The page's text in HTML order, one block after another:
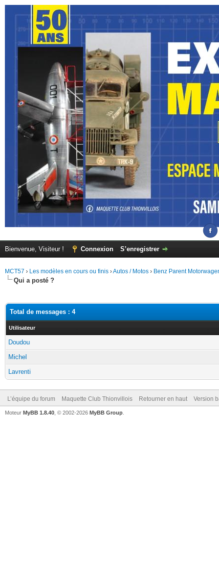
Bienvenue, Visiteur ! Connexion S’enregistrer
MCT57 › Les modèles en cours ou finis ›Autos / Motos › Benz Parent
Qui a posté ?
Total de messages : 4
Utilisateur
Doudou
Michel
Lavrenti
L’équipe du forum Maquette Club Thionvillois Retourner en haut Version
Moteur MyBB 1.8.40 , © 2002-2026 MyBB Group